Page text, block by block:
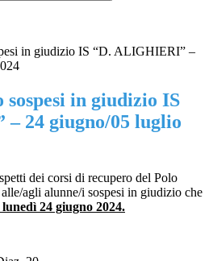
in giudizio IS “D. ALIGHIERI” –
in giudizio IS
24 giugno/05 luglio
dei corsi di recupero del Polo
agli alunne/i sospesi in giudizio che
lunedì 24 giugno 2024.